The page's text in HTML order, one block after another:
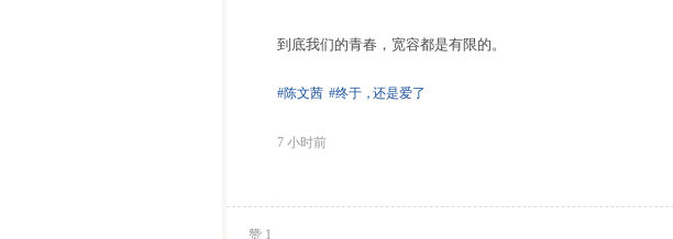
到底我们的青春，宽容都是有限的。
#陈文茜 #终于 ，还是爱了
7 小时前
赞 1